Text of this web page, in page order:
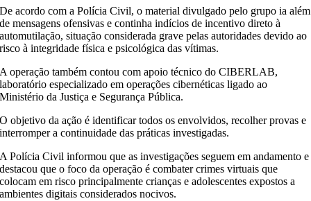
De acordo com a Polícia Civil, o material divulgado pelo grupo ia além
de mensagens ofensivas e continha indícios de incentivo direto à
automutilação, situação considerada grave pelas autoridades devido ao
risco à integridade física e psicológica das vítimas.
A operação também contou com apoio técnico do CIBERLAB,
laboratório especializado em operações cibernéticas ligado ao
Ministério da Justiça e Segurança Pública.
O objetivo da ação é identificar todos os envolvidos, recolher provas e
interromper a continuidade das práticas investigadas.
A Polícia Civil informou que as investigações seguem em andamento e
destacou que o foco da operação é combater crimes virtuais que
colocam em risco principalmente crianças e adolescentes expostos a
ambientes digitais considerados nocivos.